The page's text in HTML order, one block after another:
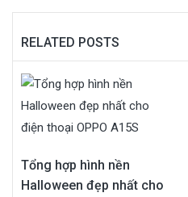
RELATED POSTS
Tổng hợp hình nền
Halloween đẹp nhất cho